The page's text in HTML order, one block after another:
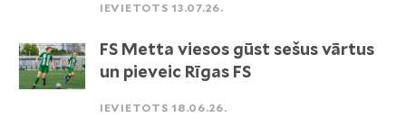
IEVIETOTS 13.07.26.
FS Metta viesos gūst sešus vārtus
un pieveic Rīgas FS
IEVIETOTS 18.06.26.